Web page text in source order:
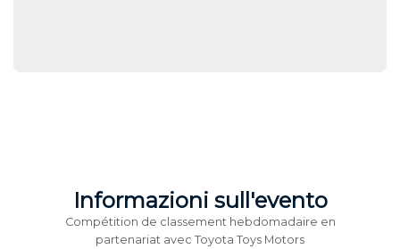
Informazioni sull'evento
Compétition de classement hebdomadaire en
partenariat avec Toyota Toys Motors